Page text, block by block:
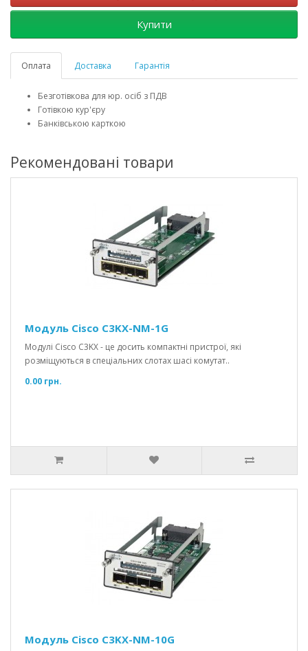
Купити
Оплата Доставка Гарантія
Безготівкова для юр. осіб з ПДВ
Готівкою кур'єру
Банківською карткою
Рекомендовані товари
Модуль Cisco C3KX-NM-1G
Модулі Cisco C3KX - це досить компактні пристрої, які
розміщуються в спеціальних слотах шасі комутат..
0.00 грн.
Модуль Cisco C3KX-NM-10G